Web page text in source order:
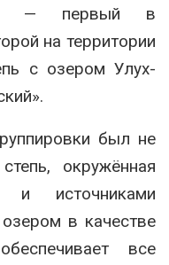
— первый в
на территории
с озером Улух-
был не
окружённая
и источниками
в качестве
все